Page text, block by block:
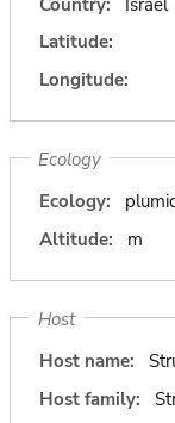
Latitude:
Longitude:
Ecology
Ecology:
Altitude:
m
Host
Host name:
Host family: